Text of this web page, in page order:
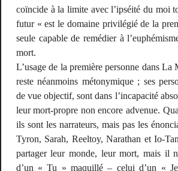
coïncide à la limite avec l’ipséité du moi
futur « est le domaine privilégié de la
seule capable de remédier à
mort.
L’usage de la première personne dansLa
reste néanmoins métonymique ; ses
de vue objectif, sont dans l’incapacité
leur mort-propre non encore advenue.
ils sont les narrateurs, mais pas les
Tyron, Sarah, Reeltoy, Narathan et Io-
partager leur monde, leur mort, mais il
d’un « Tu » maquillé – celui d’un «